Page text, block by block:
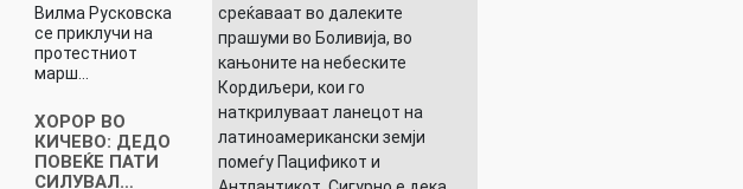
Вилма Русковска
се приклучи на
протестниот
марш…
ХОРОР ВО
КИЧЕВО: ДЕДО
ПОВЕЌЕ ПАТИ
СИЛУВАЛ…
среќаваат во далеките
прашуми во Боливија, во
кањоните на небеските
Кордиљери, кои го
наткрилуваат ланецот на
латиноамерикански земји
помеѓу Пацификот и